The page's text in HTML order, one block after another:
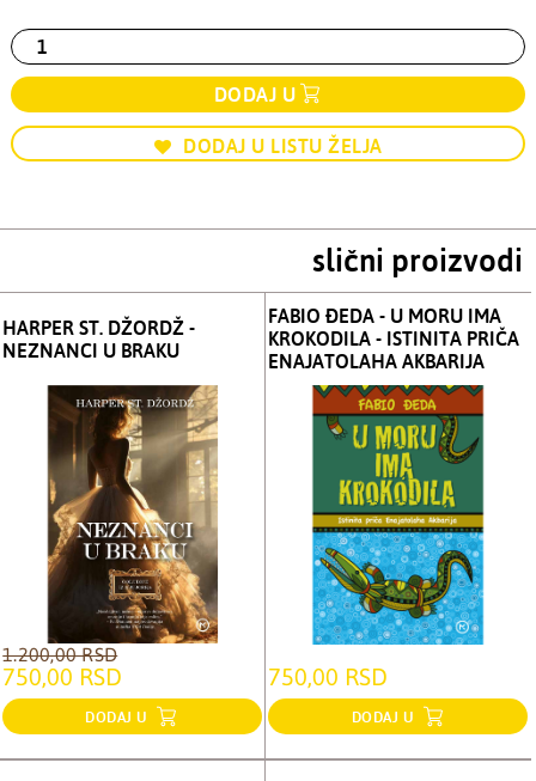
DODAJ U
DODAJ U LISTU ŽELJA
slični proizvodi
HARPER ST. DŽORDŽ -
NEZNANCI U BRAKU
1.200,00 RSD
750,00 RSD
DODAJ U
FABIO ĐEDA - U MORU IMA
KROKODILA - ISTINITA PRIČA
ENAJATOLAHA AKBARIJA
750,00 RSD
DODAJ U